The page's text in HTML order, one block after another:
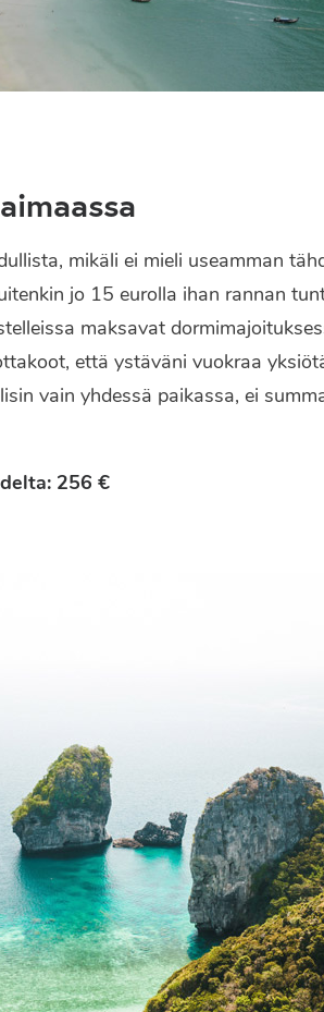
mikäli ei mieli useamman
jo 15 eurolla ihan rannan
maksavat
että ystäväni vuokraa
vain yhdessä paikassa, ei
256 €